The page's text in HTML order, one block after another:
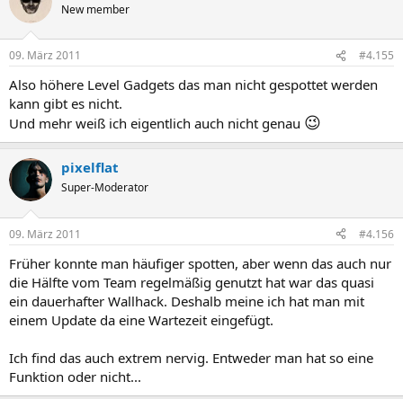
New member
09. März 2011 #4.155
Also höhere Level Gadgets das man nicht gespottet werden
kann gibt es nicht.
Und mehr weiß ich eigentlich auch nicht genau 😉
pixelflat
Super-Moderator
09. März 2011 #4.156
Früher konnte man häufiger spotten, aber wenn das auch nur
die Hälfte vom Team regelmäßig genutzt hat war das quasi
ein dauerhafter Wallhack. Deshalb meine ich hat man mit
einem Update da eine Wartezeit eingefügt.
Ich find das auch extrem nervig. Entweder man hat so eine
Funktion oder nicht...